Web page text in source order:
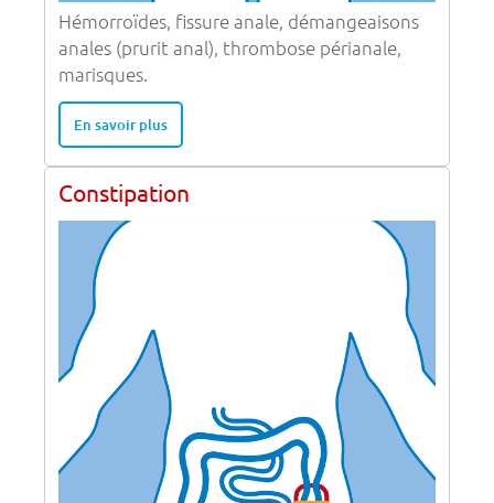
Hémorroïdes, fissure anale, démangeaisons
anales (prurit anal), thrombose périanale,
marisques.
En savoir plus
Constipation